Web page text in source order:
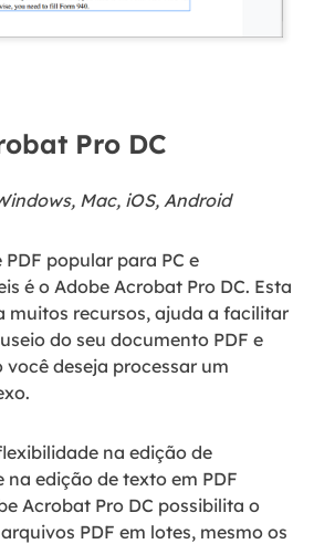
Pro DC
Mac, iOS, Android
popular para PC e
é o Adobe Acrobat Pro DC. Esta
muitos recursos, ajuda a facilitar
do seu documento PDF e
deseja processar um
na edição de
edição de texto em PDF
Acrobat Pro DC possibilita o
PDF em lotes, mesmo os